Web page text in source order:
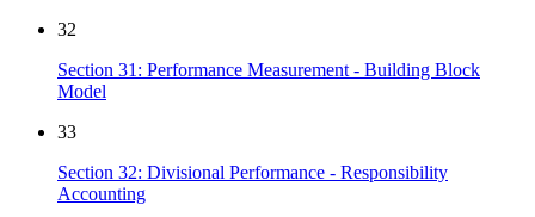
32
Section 31: Performance Measurement - Building Block
Model
33
Section 32: Divisional Performance - Responsibility
Accounting